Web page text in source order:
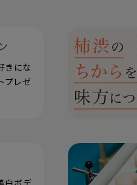
きにな
プレゼ
白ボデ